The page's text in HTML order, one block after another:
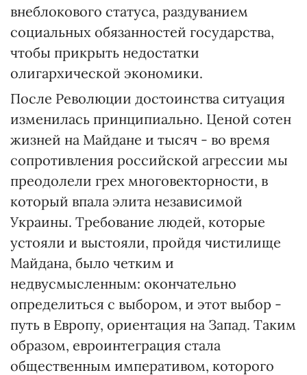
внеблокового статуса, раздуванием
социальных обязанностей государства,
чтобы прикрыть недостатки
олигархической экономики.
После Революции достоинства ситуация
изменилась принципиально. Ценой сотен
жизней на Майдане и тысяч - во время
сопротивления российской агрессии мы
преодолели грех многовекторности, в
который впала элита независимой
Украины. Требование людей, которые
устояли и выстояли, пройдя чистилище
Майдана, было четким и
недвусмысленным: окончательно
определиться с выбором, и этот выбор -
путь в Европу, ориентация на Запад. Таким
образом, евроинтеграция стала
общественным императивом, которого